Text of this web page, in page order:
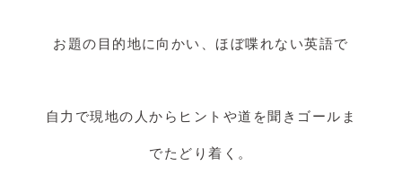
お題の目的地に向かい、ほぼ喋れない英語で
自力で現地の人からヒントや道を聞きゴールま
でたどり着く。